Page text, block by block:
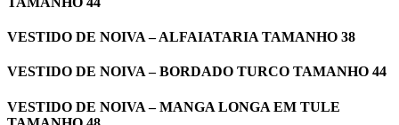
VESTIDO DE NOIVA – ALFAIATARIA TAMANHO 38
VESTIDO DE NOIVA – BORDADO TURCO TAMANHO 44
VESTIDO DE NOIVA – MANGA LONGA EM TULE